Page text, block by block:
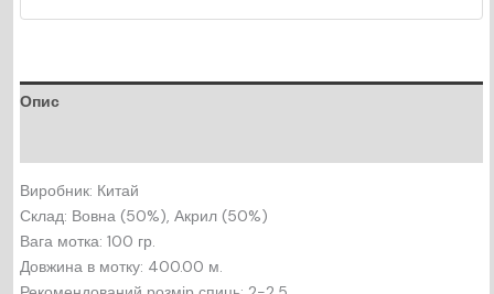
Опис
Виробник: Китай
Склад: Вовна (50%), Акрил (50%)
Вага мотка: 100 гр.
Довжина в мотку: 400.00 м.